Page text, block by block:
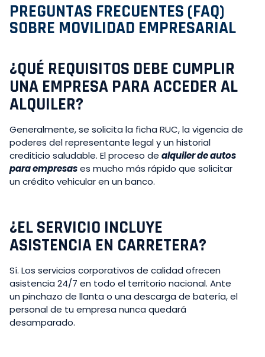
PREGUNTAS FRECUENTES (FAQ)
SOBRE MOVILIDAD EMPRESARIAL
¿QUÉ REQUISITOS DEBE CUMPLIR
UNA EMPRESA PARA ACCEDER AL
ALQUILER?
Generalmente, se solicita la ficha RUC, la vigencia de
poderes del representante legal y un historial
crediticio saludable. El proceso de alquiler de autos
para empresases mucho más rápido que solicitar
un crédito vehicular en un banco.
¿EL SERVICIO INCLUYE
ASISTENCIA EN CARRETERA?
Sí. Los servicios corporativos de calidad ofrecen
asistencia 24/7 en todo el territorio nacional. Ante
un pinchazo de llanta o una descarga de batería, el
personal de tu empresa nunca quedará
desamparado.